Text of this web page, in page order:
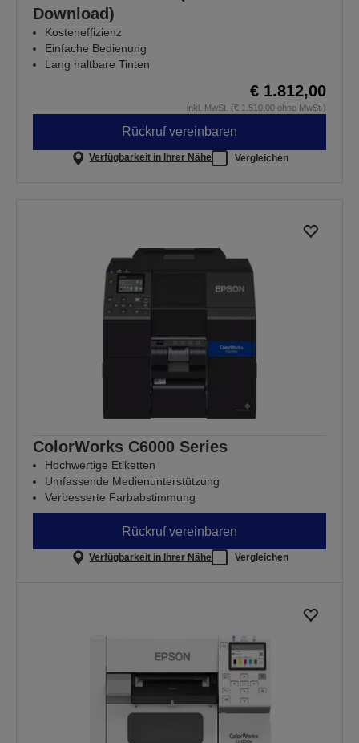
Download)
Kosteneffizienz
Einfache Bedienung
Lang haltbare Tinten
€ 1.812,00
inkl. MwSt. (€ 1.510,00 ohne MwSt.)
Rückruf vereinbaren
Verfügbarkeit in Ihrer Nähe Vergleichen
ColorWorks C6000 Series
Hochwertige Etiketten
Umfassende Medienunterstützung
Verbesserte Farbabstimmung
Rückruf vereinbaren
Verfügbarkeit in Ihrer Nähe Vergleichen